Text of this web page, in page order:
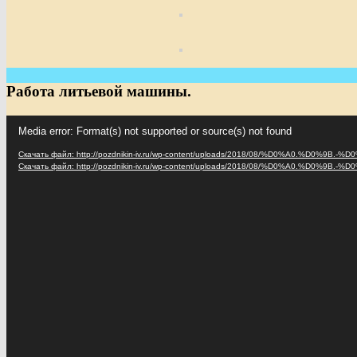
Работа литьевой машины.
Media error: Format(s) not supported or source(s) not found
Скачать файл: http://pozdnikin-iv.ru/wp-content/uploads/2018/08/%D0%A0.%D0%9B.-
Скачать файл: http://pozdnikin-iv.ru/wp-content/uploads/2018/08/%D0%A0.%D0%9B.-